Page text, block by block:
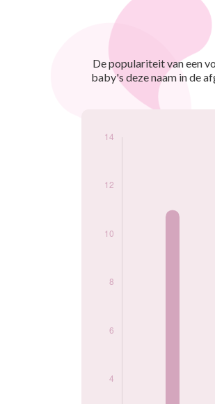
De populariteit van een
baby's deze naam in de
prénom Angie par
Année
2009
11
2010
7
12
2014
13